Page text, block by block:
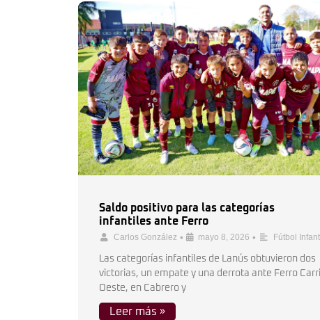
Saldo positivo para las categorías
infantiles ante Ferro
Carlos González • mayo 8, 2026 • Fútbol
Las categorías infantiles de Lanús obtuvieron dos
victorias, un empate y una derrota ante Ferro
Oeste, en Cabrero y
Leer más »